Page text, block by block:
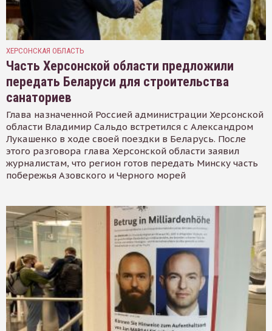
ХЕРСОНСКАЯ ОБЛАСТЬ
Часть Херсонской области предложили
передать Беларуси для строительства
санаториев
Глава назначенной Россией администрации Херсонской
области Владимир Сальдо встретился с Александром
Лукашенко в ходе своей поездки в Беларусь. После
этого разговора глава Херсонской области заявил
журналистам, что регион готов передать Минску часть
побережья Азовского и Черного морей